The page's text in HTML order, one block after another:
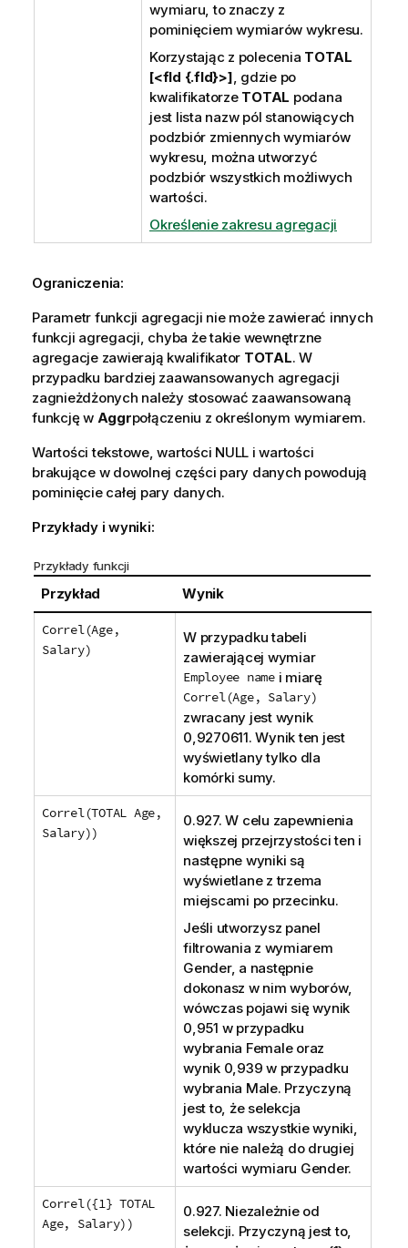
wymiaru, to znaczy z
pominięciem wymiarów wykresu.
Korzystając z polecenia TOTAL
[<fld {.fld}>], gdzie po
kwalifikatorze TOTAL podana
jest lista nazw pól stanowiących
podzbiór zmiennych wymiarów
wykresu, można utworzyć
podzbiór wszystkich możliwych
wartości.
Określenie zakresu agregacji
Ograniczenia:
Parametr funkcji agregacji nie może zawierać innych
funkcji agregacji, chyba że takie wewnętrzne
agregacje zawierają kwalifikator TOTAL. W
przypadku bardziej zaawansowanych agregacji
zagnieżdżonych należy stosować zaawansowaną
funkcję w Aggrpołączeniu z określonym wymiarem.
Wartości tekstowe, wartości NULL i wartości
brakujące w dowolnej części pary danych powodują
pominięcie całej pary danych.
Przykłady i wyniki:
Przykłady funkcji
Przykład Wynik
Correl(Age,
Salary)
W przypadku tabeli
zawierającej wymiar
Employee namei miarę
Correl(Age, Salary)
zwracany jest wynik
0,9270611. Wynik ten jest
wyświetlany tylko dla
komórki sumy.
Correl(TOTAL Age,
Salary))
0.927. W celu zapewnienia
większej przejrzystości ten i
następne wyniki są
wyświetlane z trzema
miejscami po przecinku.
Jeśli utworzysz panel
filtrowania z wymiarem
Gender, a następnie
dokonasz w nim wyborów,
wówczas pojawi się wynik
0,951 w przypadku
wybrania Femaleoraz
wynik 0,939 w przypadku
wybrania Male. Przyczyną
jest to, że selekcja
wyklucza wszystkie wyniki,
które nie należą do drugiej
wartości wymiaru Gender.
Correl({1} TOTAL
Age, Salary))
0.927. Niezależnie od
selekcji. Przyczyną jest to,